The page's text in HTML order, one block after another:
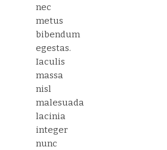
nec
metus
bibendum
egestas.
Iaculis
massa
nisl
malesuada
lacinia
integer
nunc